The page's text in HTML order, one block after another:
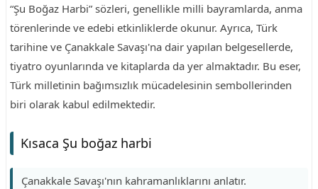
“Şu Boğaz Harbi” sözleri, genellikle milli bayramlarda, anma
törenlerinde ve edebi etkinliklerde okunur. Ayrıca, Türk
tarihine ve Çanakkale Savaşı'na dair yapılan belgesellerde,
tiyatro oyunlarında ve kitaplarda da yer almaktadır. Bu eser,
Türk milletinin bağımsızlık mücadelesinin sembollerinden
biri olarak kabul edilmektedir.
Kısaca Şu boğaz harbi
Çanakkale Savaşı'nın kahramanlıklarını anlatır.